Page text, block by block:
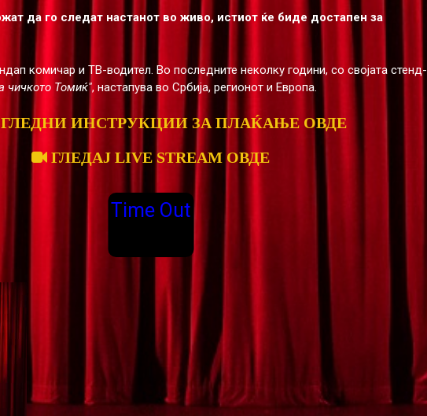
да го следат настанот во живо, истиот ќе биде достапен за
комичар и ТВ-водител. Во последните неколку години, со својата стенд-
чичкото Томиќ", настапува во Србија, регионот и Европа.
ИНСТРУКЦИИ ЗА ПЛАЌАЊЕ ОВДЕ
ГЛЕДАЈ LIVE STREAM ОВДЕ
Time Out